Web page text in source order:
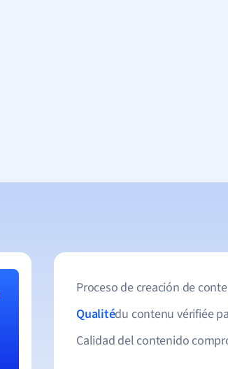
Proceso de creación de
Qualitédu contenu vérifiée
Calidad del contenido